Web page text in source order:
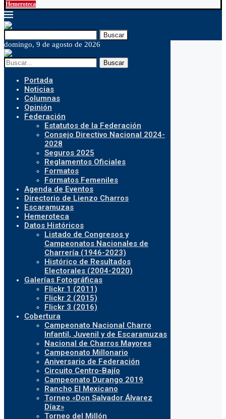
Hemeroteca
Buscar
domingo, 9 de agosto de 2026
Buscar
Portada
Noticias
Columnas
Opinión
Federación
Estatutos de la Federación
Consejo Directivo Nacional 2024-
2028
Seguros 2025
Reglamentos Oficiales
Formatos
Formatos Femeniles
Agenda de Eventos
Directorio de Lienzo Charros
Escaramuzas
Hemeroteca
Datos Históricos
Listado de Congresos y
Campeonatos Nacionales de
Charrería (1946-2023)
Histórico de Resultados
Electorales (2004-2020)
Galerías Fotográficas
Flickr 1 (2011)
Flickr 2 (2015)
Flickr 3 (2016)
Cobertura
Campeonato Nacional Charro
Infantil, Juvenil y de Escaramuzas
Nacional de Charros Mayores
Campeonato Millonario
Aniversario de Federación
Circuito Centro-Bajío
Campeonato Durango 2019
Rancho El Mexicano
Torneo «Don Salvador Álvarez
Díaz»
Torneo del Millón